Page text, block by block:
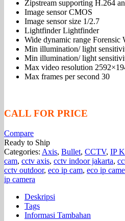
Zipstream supporting H.264
Image sensor CMOS
Image sensor size 1/2.7
Lightfinder Lightfinder
Wide dynamic range Forensic
Min illumination/ light
Min illumination/ light
Max video resolution
Max frames per second 30
CALL FOR PRICE
Compare
Ready to Ship
Categories: Axis, Bullet, CCTV, IP
cam, cctv axis, cctv indoor jakarta,
cctv outdoor, eco ip cam, eco ip
ip camera
Deskripsi
Tags
Informasi Tambahan